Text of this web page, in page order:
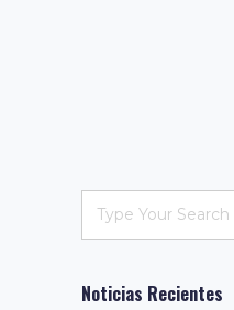
Noticias Recientes